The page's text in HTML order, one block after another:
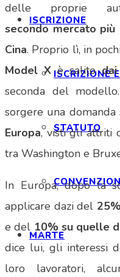
ISCRIZIONE
ISCRIZIONE
STATUTO
MARTE
delle proprie
secondo mercato
Cina. Proprio lì, in
Model Xè salito
seconda del
sorgere una domanda
Europa, visti gli attriti
tra Washington e
In Europa, dopo la
applicare dazi del
e del 10% su quelle
dice lui, gli interessi
loro lavoratori,